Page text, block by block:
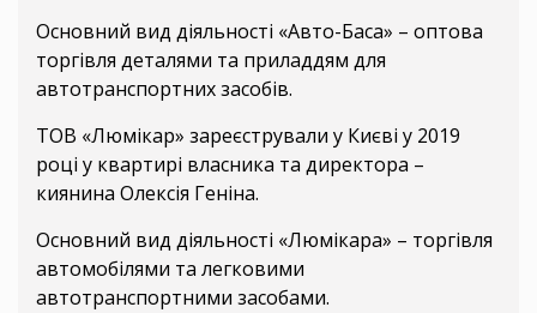
Основний вид діяльності «Авто-Баса» – оптова
торгівля деталями та приладдям для
автотранспортних засобів.
ТОВ «Люмікар» зареєстрували у Києві у 2019
році у квартирі власника та директора –
киянина Олексія Геніна.
Основний вид діяльності «Люмікара» – торгівля
автомобілями та легковими
автотранспортними засобами.